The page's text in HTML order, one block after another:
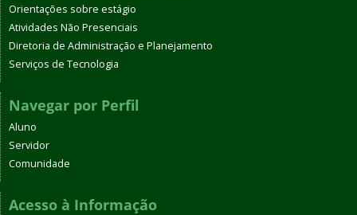
Orientações sobre estágio
Atividades Não Presenciais
Diretoria de Administração e Planejamento
Serviços de Tecnologia
Navegar por Perfil
Aluno
Servidor
Comunidade
Acesso à Informação